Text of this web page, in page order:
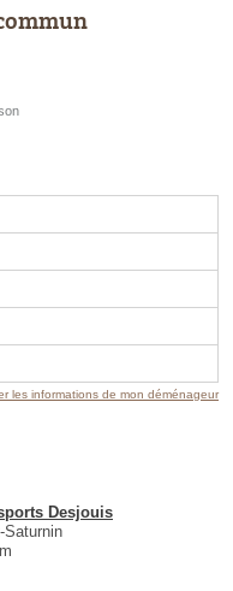
les informations de mon déménageur
Desjouis
Saturnin